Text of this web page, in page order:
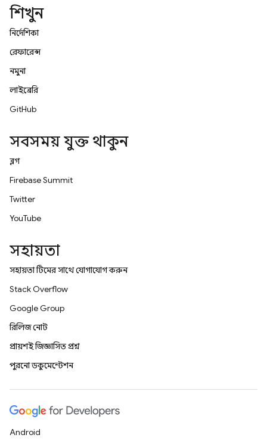
শিখুন
নির্দেশিকা
রেফারেন্স
নমুনা
লাইব্রেরি
GitHub
সবসময় যুক্ত থাকুন
ব্লগ
Firebase Summit
Twitter
YouTube
সহায়তা
সহায়তা টিমের সাথে যোগাযোগ করুন
Stack Overflow
Google Group
রিলিজ নোট
প্রায়শই জিজ্ঞাসিত প্রশ্ন
পুরনো ডকুমেন্টেশন
Android